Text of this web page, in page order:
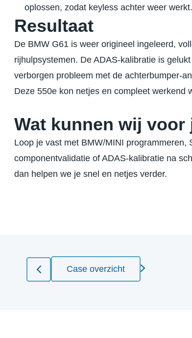
oplossen, zodat keyless achter weer werkt.
Resultaat
De BMW G61 is weer origineel ingeleerd,
rijhulpsystemen. De ADAS-kalibratie is
verborgen probleem met de achterbumper-
Deze 550e kon netjes en compleet werkend
Wat kunnen wij voor
Loop je vast met BMW/MINI programmeren,
componentvalidatie of ADAS-kalibratie na
dan helpen we je snel en netjes verder.
Case overzicht